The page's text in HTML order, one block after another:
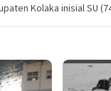
Kolaka inisial SU